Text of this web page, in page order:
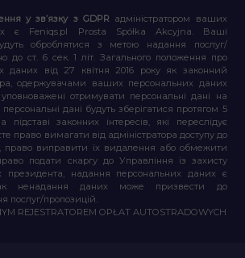
у зв’язку з GDPR адміністратором ваших
є Feniqs.pl Prosta Spółka Akcyjna. Ваші
оброблятися з метою надання послуг/
до ст. 6 сек. 1 літ. Загального положення про
даних від 27 квітня 2016 року як законний
одержувачами ваших персональних даних
отримувати персональні дані на
персональні дані будуть зберігатися протягом 5
законних інтересів, які переслідує
право вимагати від адміністратора доступу до
право виправити їх видалення або обмежити
подати скаргу до Управління із захисту
президента, надання персональних даних є
ненадання даних може призвести до
послуг/пропозицій.
REJESTRATOREM OPŁAT AUTOSTRADOWYCH